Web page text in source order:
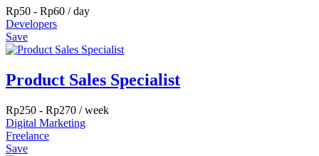
Rp50 - Rp60 / day
Developers
Save
Product Sales Specialist
Rp250 - Rp270 / week
Digital Marketing
Freelance
Save